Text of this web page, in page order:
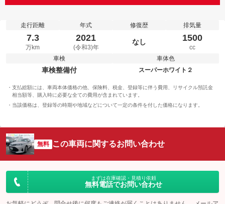
走行距離
7.3
万km
年式
2021
(令和3)年
修復歴
なし
排気量
1500
cc
車検
車検整備付
車体色
スーパーホワイト２
支払総額には、車両本体価格の他、保険料、税金、登録等に伴う費用、リサイクル預託金
相当額等、購入時に必要な全ての費用が含まれています。
当該価格は、登録等の時期や地域などについて一定の条件を付した価格になります。
無料 この車両に関するお問い合わせ
まずは在庫確認・見積り依頼
無料電話でお問い合わせ